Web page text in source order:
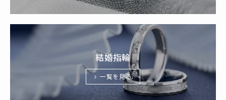
結婚指輪
一覧を見る